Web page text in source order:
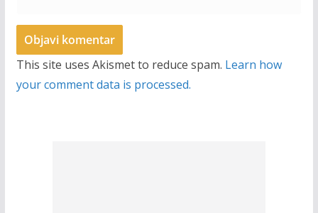
This site uses Akismet to reduce spam. Learn how
your comment data is processed.